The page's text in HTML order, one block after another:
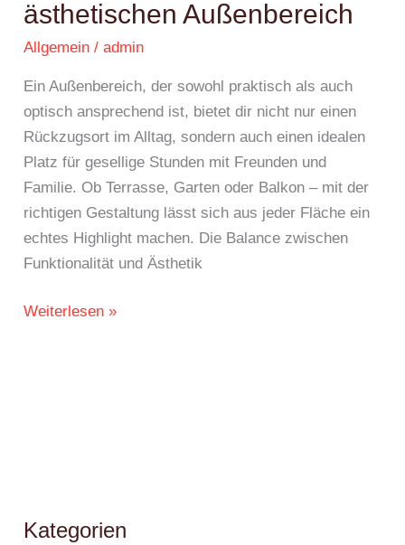
ästhetischen Außenbereich
Allgemein /admin
Ein Außenbereich, der sowohl praktisch als auch
optisch ansprechend ist, bietet dir nicht nur einen
Rückzugsort im Alltag, sondern auch einen idealen
Platz für gesellige Stunden mit Freunden und
Familie. Ob Terrasse, Garten oder Balkon – mit der
richtigen Gestaltung lässt sich aus jeder Fläche ein
echtes Highlight machen. Die Balance zwischen
Funktionalität und Ästhetik
Weiterlesen »
Kategorien